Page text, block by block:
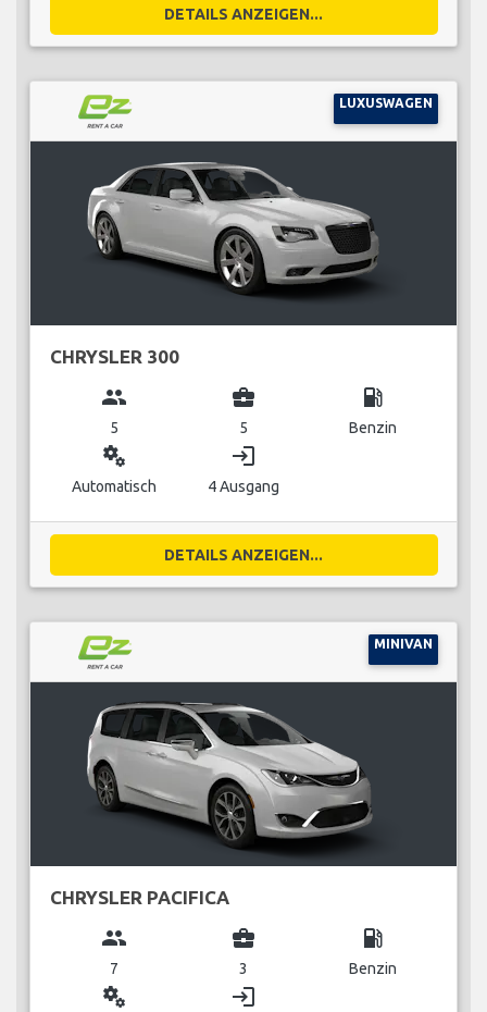
DETAILS ANZEIGEN...
LUXUSWAGEN
CHRYSLER 300
group
5
business_center
5
local_gas_station
Benzin
miscellaneous_services
Automatisch
login
4 Ausgang
DETAILS ANZEIGEN...
MINIVAN
CHRYSLER PACIFICA
group
7
business_center
3
local_gas_station
Benzin
miscellaneous_services login